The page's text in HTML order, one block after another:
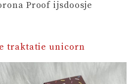
Proof ijsdoosje
traktatie unicorn